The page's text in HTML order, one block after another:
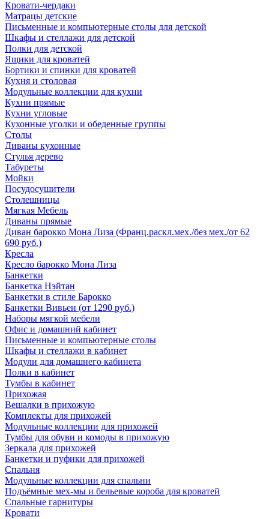
Кровати-чердаки
Матрацы детские
Письменные и компьютерные столы для детской
Шкафы и стеллажи для детской
Полки для детской
Ящики для кроватей
Бортики и спинки для кроватей
Кухня и столовая
Модульные коллекции для кухни
Кухни прямые
Кухни угловые
Кухонные уголки и обеденные группы
Столы
Диваны кухонные
Стулья дерево
Табуреты
Мойки
Посудосушители
Столешницы
Мягкая Мебель
Диваны прямые
Диван барокко Мона Лиза (Франц.раскл.мех./без мех./от 62
690 руб.)
Кресла
Кресло барокко Мона Лиза
Банкетки
Банкетка Нэйтан
Банкетки в стиле Барокко
Банкетки Вивьен (от 1290 руб.)
Наборы мягкой мебели
Офис и домашний кабинет
Письменные и компьютерные столы
Шкафы и стеллажи в кабинет
Модули для домашнего кабинета
Полки в кабинет
Тумбы в кабинет
Прихожая
Вешалки в прихожую
Комплекты для прихожей
Модульные коллекции для прихожей
Тумбы для обуви и комоды в прихожую
Зеркала для прихожей
Банкетки и пуфики для прихожей
Спальня
Модульные коллекции для спальни
Подъёмные мех-мы и бельевые короба для кроватей
Спальные гарнитуры
Кровати